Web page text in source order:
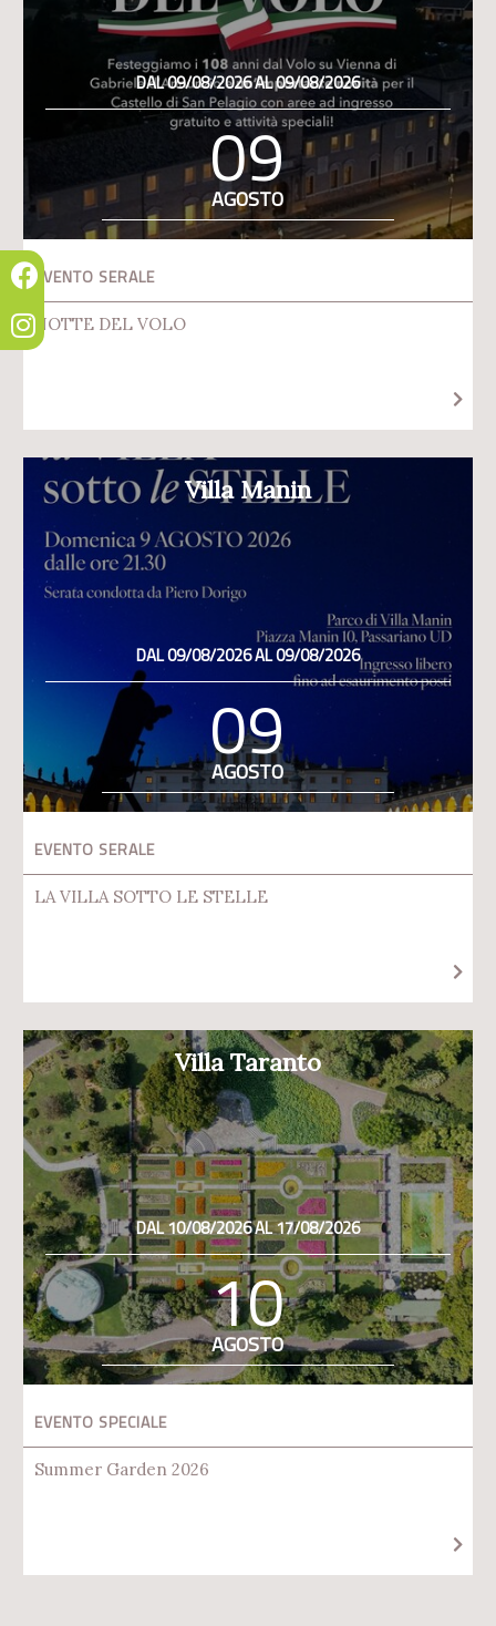
DAL 09/08/2026 AL 09/08/2026
09
AGOSTO
EVENTO SERALE
NOTTE DEL VOLO
Villa Manin
DAL 09/08/2026 AL 09/08/2026
09
AGOSTO
EVENTO SERALE
LA VILLA SOTTO LE STELLE
Villa Taranto
DAL 10/08/2026 AL 17/08/2026
10
AGOSTO
EVENTO SPECIALE
Summer Garden 2026